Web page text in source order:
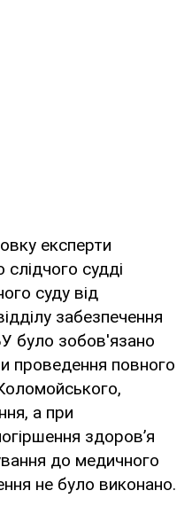
експерти
судді
суду від
забезпечення
було зобов'язано
проведення повного
а при
здоров’я
до медичного
не було виконано.